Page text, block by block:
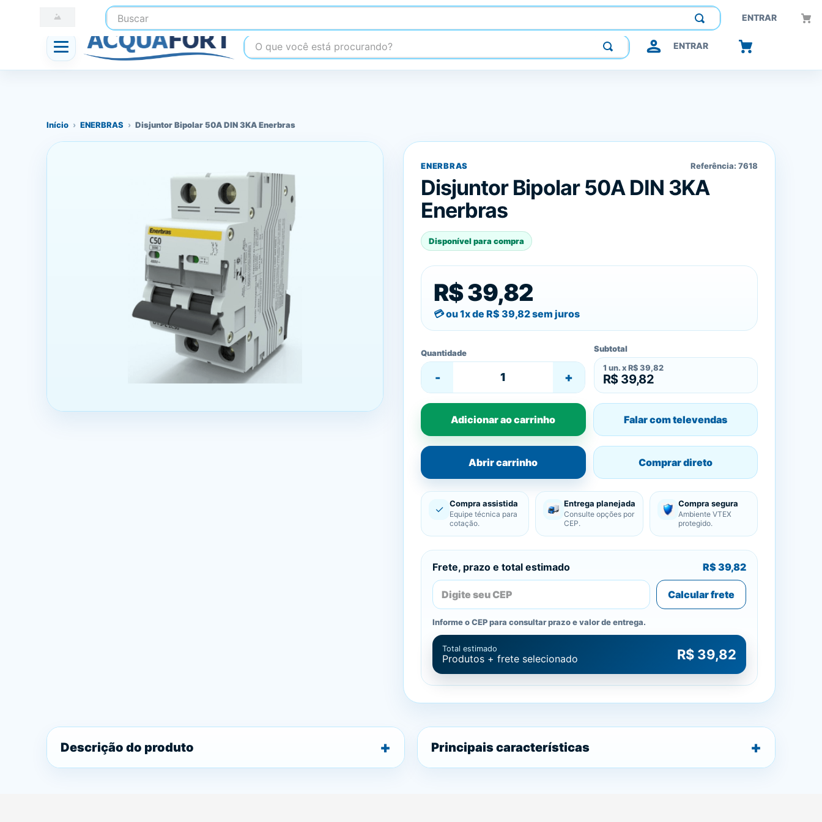
Buscar ENTRAR
☎ (41) 3247-1199 Construindo confiança, inovando o futuro.
O que você está procurando? ENTRAR
Início › ENERBRAS › Disjuntor Bipolar 50A DIN 3KA Enerbras
ENERBRAS Referência: 7618
Disjuntor Bipolar 50A DIN 3KA
Enerbras
Disponível para compra
R$ 39,82
ou 1x de R$ 39,82sem juros
Quantidade
- +
Subtotal
1 un. x R$ 39,82
R$ 39,82
Adicionar ao carrinho Falar com televendas
Abrir carrinho Comprar direto
✓ Compra assistida
Equipe técnica para
cotação.
Entrega planejada
Consulte opções por
CEP.
Compra segura
Ambiente VTEX
protegido.
Frete, prazo e total estimado R$ 39,82
Calcular frete
Informe o CEP para consultar prazo e valor de entrega.
Total estimado
Produtos + frete selecionado R$ 39,82
Descrição do produto Principais características